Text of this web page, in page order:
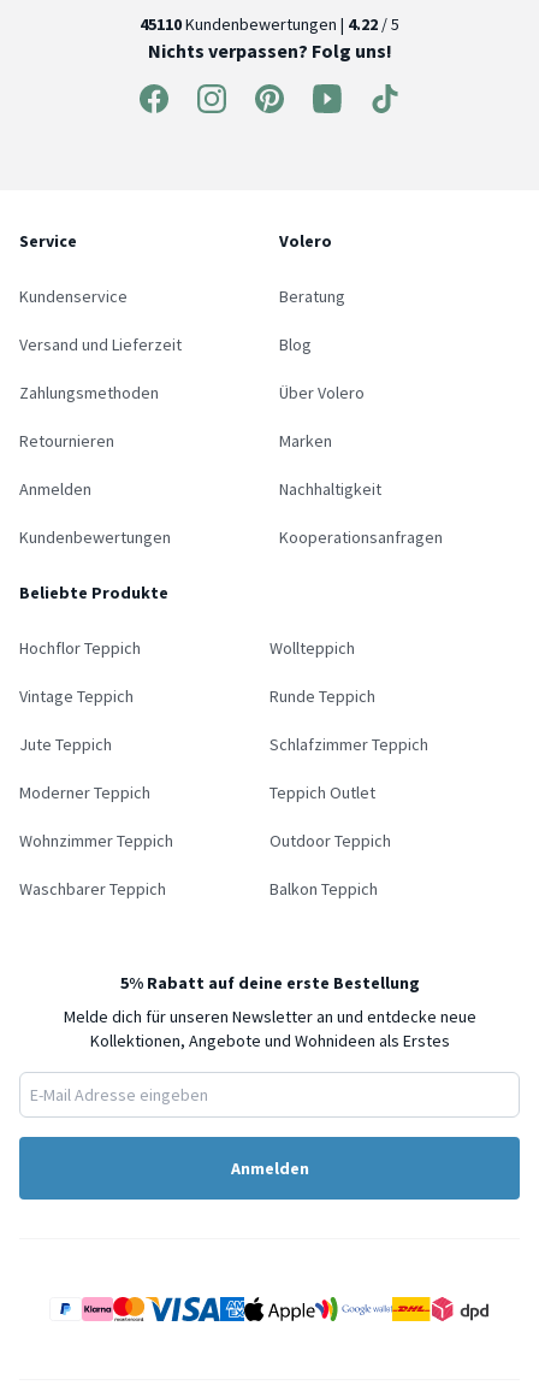
45110Kundenbewertungen | 4.22 / 5
Nichts verpassen? Folg uns!
Service
Kundenservice
Versand und Lieferzeit
Zahlungsmethoden
Retournieren
Anmelden
Kundenbewertungen
Volero
Beratung
Blog
Über Volero
Marken
Nachhaltigkeit
Kooperationsanfragen
Beliebte Produkte
Hochflor Teppich Wollteppich
Vintage Teppich Runde Teppich
Jute Teppich Schlafzimmer Teppich
Moderner Teppich Teppich Outlet
Wohnzimmer Teppich Outdoor Teppich
Waschbarer Teppich Balkon Teppich
5% Rabatt auf deine erste Bestellung
Melde dich für unseren Newsletter an und entdecke neue
Kollektionen, Angebote und Wohnideen als Erstes
Anmelden